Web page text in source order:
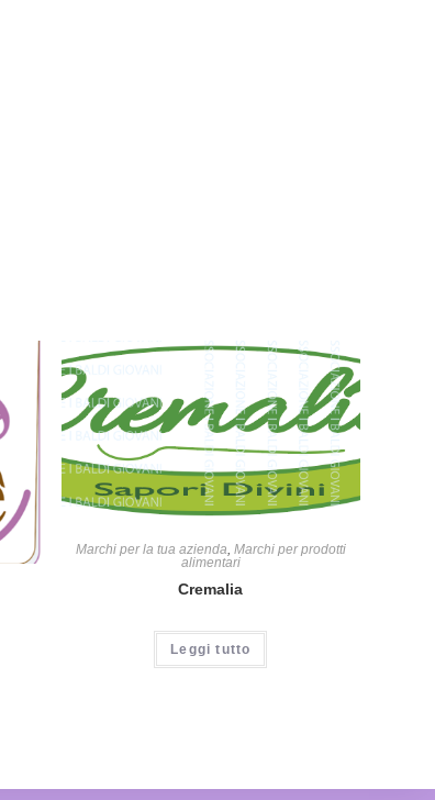
Marchi per la tua azienda, Marchi per prodotti
alimentari
Cremalia
Leggi tutto